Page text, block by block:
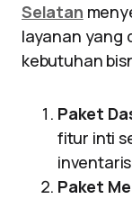
Selatan
layanan yang
kebutuhan
Paket
fitur inti
Paket